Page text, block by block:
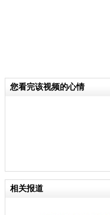
您看完该视频的心情
相关报道